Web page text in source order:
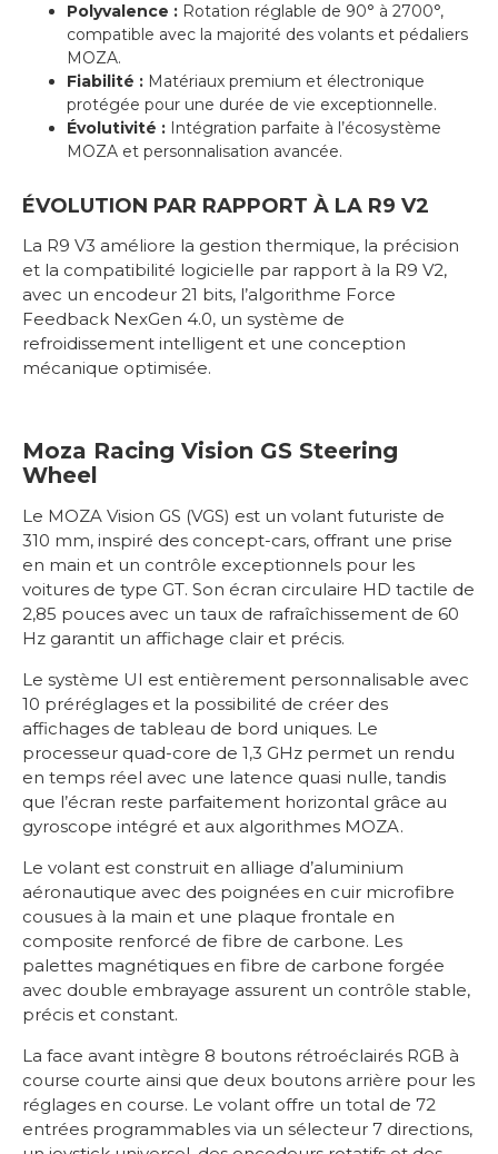
Polyvalence : Rotation réglable de 90° à 2700°,
compatible avec la majorité des volants et pédaliers
MOZA.
Fiabilité : Matériaux premium et électronique
protégée pour une durée de vie exceptionnelle.
Évolutivité : Intégration parfaite à l’écosystème
MOZA et personnalisation avancée.
ÉVOLUTION PAR RAPPORT À LA R9 V2
La R9 V3 améliore la gestion thermique, la précision
et la compatibilité logicielle par rapport à la R9 V2,
avec un encodeur 21 bits, l’algorithme Force
Feedback NexGen 4.0, un système de
refroidissement intelligent et une conception
mécanique optimisée.
Moza Racing Vision GS Steering
Wheel
Le MOZA Vision GS (VGS) est un volant futuriste de
310 mm, inspiré des concept-cars, offrant une prise
en main et un contrôle exceptionnels pour les
voitures de type GT. Son écran circulaire HD tactile de
2,85 pouces avec un taux de rafraîchissement de 60
Hz garantit un affichage clair et précis.
Le système UI est entièrement personnalisable avec
10 préréglages et la possibilité de créer des
affichages de tableau de bord uniques. Le
processeur quad-core de 1,3 GHz permet un rendu
en temps réel avec une latence quasi nulle, tandis
que l’écran reste parfaitement horizontal grâce au
gyroscope intégré et aux algorithmes MOZA.
Le volant est construit en alliage d’aluminium
aéronautique avec des poignées en cuir microfibre
cousues à la main et une plaque frontale en
composite renforcé de fibre de carbone. Les
palettes magnétiques en fibre de carbone forgée
avec double embrayage assurent un contrôle stable,
précis et constant.
La face avant intègre 8 boutons rétroéclairés RGB à
course courte ainsi que deux boutons arrière pour les
réglages en course. Le volant offre un total de 72
entrées programmables via un sélecteur 7 directions,